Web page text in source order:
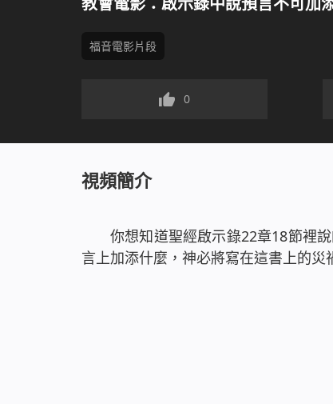
福音電影片段
0
視頻簡介
你想知道聖經啟示錄22章18節裡
言上加添什麼，神必將寫在這書上的